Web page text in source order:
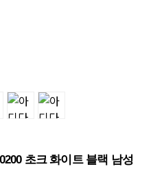
초크 화이트 블랙 남성